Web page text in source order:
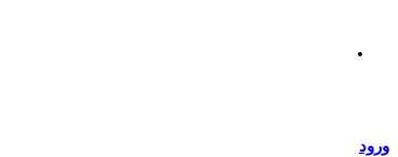
ورود